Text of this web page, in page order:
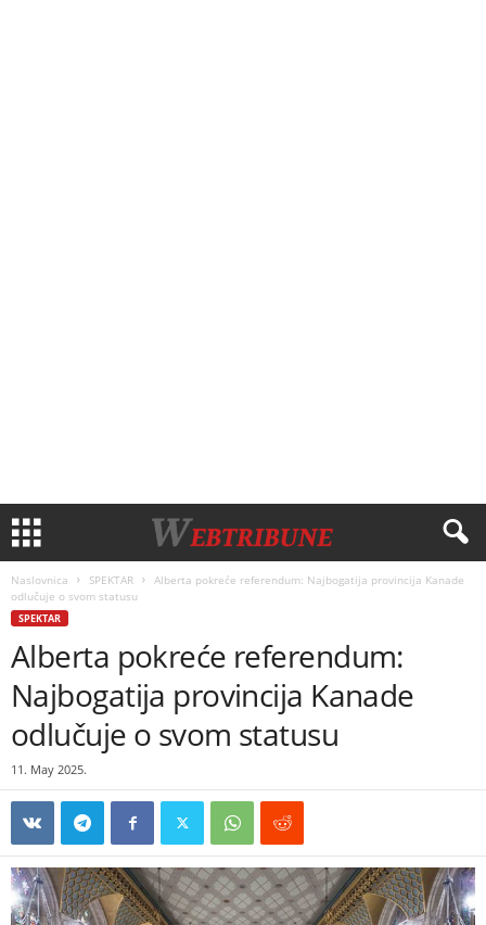
Naslovnica SPEKTAR
Alberta pokreće referendum: Najbogatija provincija Kanade
odlučuje o svom statusu
SPEKTAR
Alberta pokreće referendum:
Najbogatija provincija Kanade
odlučuje o svom statusu
11. May 2025.